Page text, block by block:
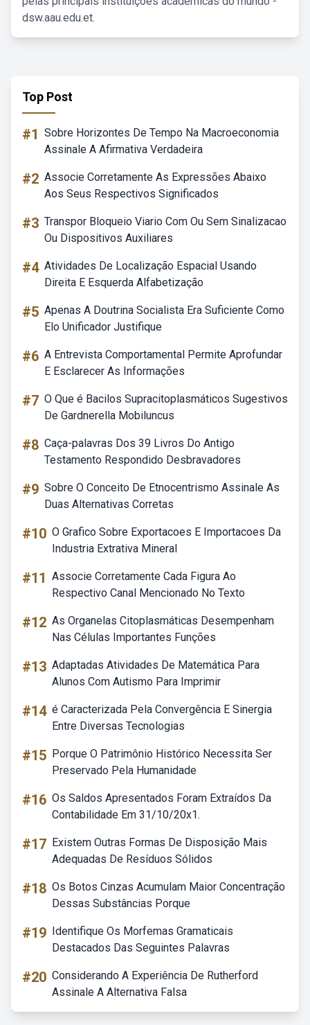
dsw.aau.edu.et.
Top Post
#1 Sobre Horizontes De Tempo Na Macroeconomia
Assinale A Afirmativa Verdadeira
#2 Associe Corretamente As Expressões Abaixo
Aos Seus Respectivos Significados
#3 Transpor Bloqueio Viario Com Ou Sem Sinalizacao
Ou Dispositivos Auxiliares
#4 Atividades De Localização Espacial Usando
Direita E Esquerda Alfabetização
#5 Apenas A Doutrina Socialista Era Suficiente Como
Elo Unificador Justifique
#6 A Entrevista Comportamental Permite Aprofundar
E Esclarecer As Informações
#7 O Que é Bacilos Supracitoplasmáticos Sugestivos
De Gardnerella Mobiluncus
#8 Caça-palavras Dos 39 Livros Do Antigo
Testamento Respondido Desbravadores
#9 Sobre O Conceito De Etnocentrismo Assinale As
Duas Alternativas Corretas
#10 O Grafico Sobre Exportacoes E Importacoes Da
Industria Extrativa Mineral
#11 Associe Corretamente Cada Figura Ao
Respectivo Canal Mencionado No Texto
#12 As Organelas Citoplasmáticas Desempenham
Nas Células Importantes Funções
#13 Adaptadas Atividades De Matemática Para
Alunos Com Autismo Para Imprimir
#14 é Caracterizada Pela Convergência E Sinergia
Entre Diversas Tecnologias
#15 Porque O Patrimônio Histórico Necessita Ser
Preservado Pela Humanidade
#16 Os Saldos Apresentados Foram Extraídos Da
Contabilidade Em 31/10/20x1.
#17 Existem Outras Formas De Disposição Mais
Adequadas De Resíduos Sólidos
#18 Os Botos Cinzas Acumulam Maior Concentração
Dessas Substâncias Porque
#19 Identifique Os Morfemas Gramaticais
Destacados Das Seguintes Palavras
#20 Considerando A Experiência De Rutherford
Assinale A Alternativa Falsa